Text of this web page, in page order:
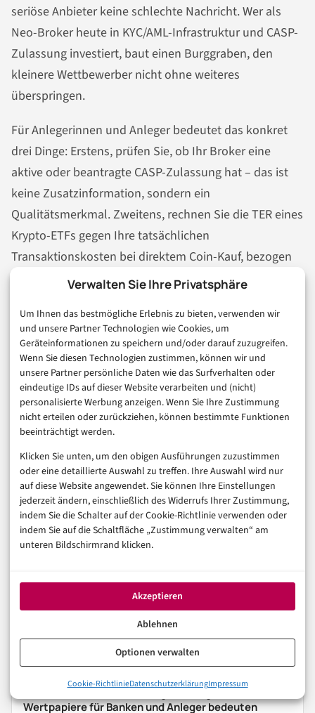
Verwalten Sie Ihre Privatsphäre
Um Ihnen das bestmögliche Erlebnis zu bieten, verwenden wir
und unsere Partner Technologien wie Cookies, um
Geräteinformationen zu speichern und/oder darauf zuzugreifen.
Wenn Sie diesen Technologien zustimmen, können wir und
unsere Partner persönliche Daten wie das Surfverhalten oder
eindeutige IDs auf dieser Website verarbeiten und (nicht)
personalisierte Werbung anzeigen. Wenn Sie Ihre Zustimmung
nicht erteilen oder zurückziehen, können bestimmte Funktionen
beeinträchtigt werden.
Klicken Sie unten, um den obigen Ausführungen zuzustimmen
oder eine detaillierte Auswahl zu treffen. Ihre Auswahl wird nur
auf diese Website angewendet. Sie können Ihre Einstellungen
jederzeit ändern, einschließlich des Widerrufs Ihrer Zustimmung,
indem Sie die Schalter auf der Cookie-Richtlinie verwenden oder
indem Sie auf die Schaltfläche „Zustimmung verwalten“ am
unteren Bildschirmrand klicken.
Akzeptieren
Ablehnen
Optionen verwalten
Cookie-RichtlinieDatenschutzerklärungImpressum
seriöse Anbieter keine schlechte Nachricht. Wer als
Neo-Broker heute in KYC/AML-Infrastruktur und CASP-
Zulassung investiert, baut einen Burggraben, den
kleinere Wettbewerber nicht ohne weiteres
überspringen.
Für Anlegerinnen und Anleger bedeutet das konkret
drei Dinge: Erstens, prüfen Sie, ob Ihr Broker eine
aktive oder beantragte CASP-Zulassung hat – das ist
keine Zusatzinformation, sondern ein
Qualitätsmerkmal. Zweitens, rechnen Sie die TER eines
Krypto-ETFs gegen Ihre tatsächlichen
Transaktionskosten bei direktem Coin-Kauf, bezogen
auf Ihre reale Haltedauer. Drittens, und das ist meine
Plattform ist selbst eine Art Risikoindikator – und im
Krypto-Markt, wo Plattform-Insolvenzen keine
Fußnote sind, sollte das in jede Anbieter-Entscheidung
einfließen.
Was bleibt, ist eine offene Frage: Wenn Krypto-ETFs die
regulatorisch bequemere Option werden und
Einzelcoins durch steigenden Compliance-Aufwand
teurer, verändert das langfristig das Risikoprofil der
gesamten Asset-Klasse – oder schafft MiCA am Ende
nur eine neue, regulierte Kulisse für dieselbe
Volatilität? Das werden die nächsten Quartale zeigen.
FINTECH
In der Reihe
VORHERIGER ARTIKEL
EZB warnt vor Tokenisierung: Was digitale
Wertpapiere für Banken und Anleger bedeuten